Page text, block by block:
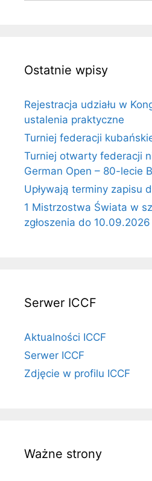
Ostatnie wpisy
Rejestracja udziału w
ustalenia praktyczne
Turniej federacji
Turniej otwarty federacji
German Open – 80-lecie
Upływają terminy zapisu
1 Mistrzostwa Świata w
zgłoszenia do 10.09.2026
Serwer ICCF
Aktualności ICCF
Serwer ICCF
Zdjęcie w profilu ICCF
Ważne strony